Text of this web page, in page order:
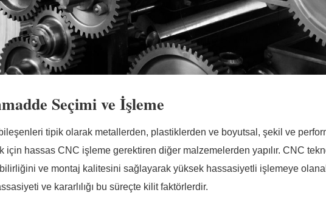
Seçimi ve İşleme
tipik olarak metallerden, plastiklerden ve boyutsal, şekil ve
için hassas CNC işleme gerektiren diğer malzemelerden yapılır. CNC
ve montaj kalitesini sağlayarak yüksek hassasiyetli işlemeye
ve kararlılığı bu süreçte kilit faktörlerdir.